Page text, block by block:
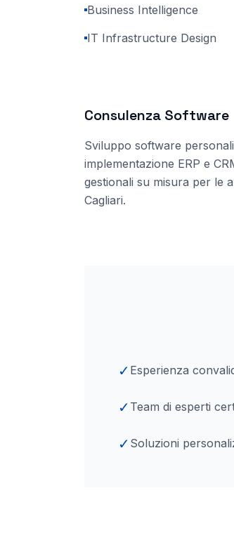
Business Intelligence
IT Infrastructure Design
Consulenza Software
Sviluppo software
implementazione ERP e
gestionali su misura per le
Cagliari.
✓ Esperienza
✓ Team di esperti
✓ Soluzioni